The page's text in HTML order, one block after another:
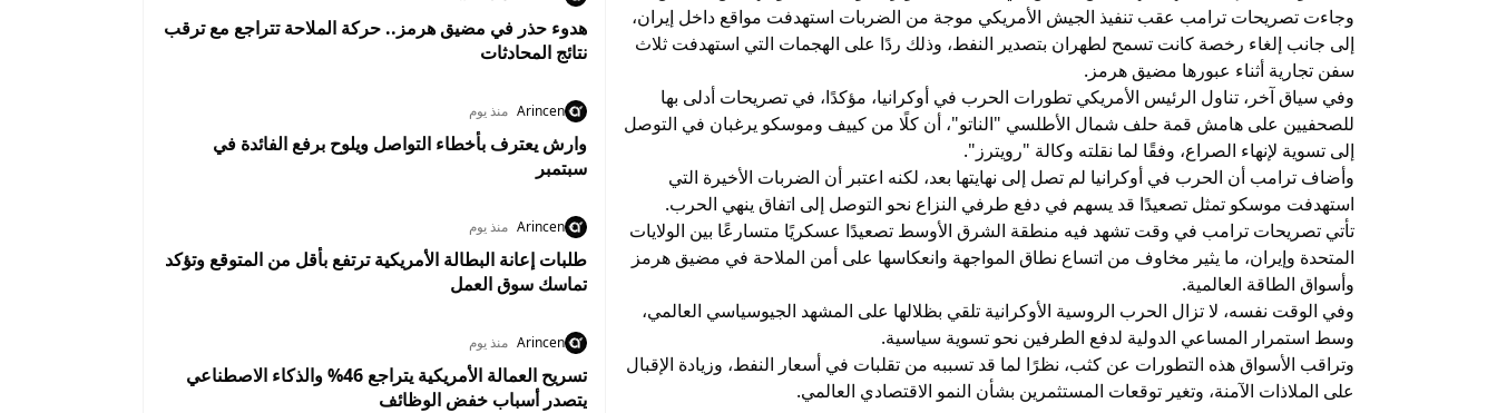
وجاءت تصريحات ترامب عقب تنفيذ الجيش الأمريكي موجة من الضربات استهدفت مواقع داخل إيران،
إلى جانب إلغاء رخصة كانت تسمح لطهران بتصدير النفط، وذلك ردًا على الهجمات التي استهدفت ثلاث
سفن تجارية أثناء عبورها مضيق هرمز.
وفي سياق آخر، تناول الرئيس الأمريكي تطورات الحرب في أوكرانيا، مؤكدًا، في تصريحات أدلى بها
للصحفيين على هامش قمة حلف شمال الأطلسي "الناتو"، أن كلًا من كييف وموسكو يرغبان في التوصل
إلى تسوية لإنهاء الصراع، وفقًا لما نقلته وكالة "رويترز".
وأضاف ترامب أن الحرب في أوكرانيا لم تصل إلى نهايتها بعد، لكنه اعتبر أن الضربات الأخيرة التي
استهدفت موسكو تمثل تصعيدًا قد يسهم في دفع طرفي النزاع نحو التوصل إلى اتفاق ينهي الحرب.
تأتي تصريحات ترامب في وقت تشهد فيه منطقة الشرق الأوسط تصعيدًا عسكريًا متسارعًا بين الولايات
المتحدة وإيران، ما يثير مخاوف من اتساع نطاق المواجهة وانعكاسها على أمن الملاحة في مضيق هرمز
وأسواق الطاقة العالمية.
وفي الوقت نفسه، لا تزال الحرب الروسية الأوكرانية تلقي بظلالها على المشهد الجيوسياسي العالمي،
وسط استمرار المساعي الدولية لدفع الطرفين نحو تسوية سياسية.
وتراقب الأسواق هذه التطورات عن كثب، نظرًا لما قد تسببه من تقلبات في أسعار النفط، وزيادة الإقبال
على الملاذات الآمنة، وتغير توقعات المستثمرين بشأن النمو الاقتصادي العالمي.
هدوء حذر في مضيق هرمز.. حركة الملاحة تتراجع مع ترقب
نتائج المحادثات
Arincen منذ يوم
وارش يعترف بأخطاء التواصل ويلوح برفع الفائدة في
سبتمبر
Arincen منذ يوم
طلبات إعانة البطالة الأمريكية ترتفع بأقل من المتوقع وتؤكد
تماسك سوق العمل
Arincen منذ يوم
تسريح العمالة الأمريكية يتراجع 46% والذكاء الاصطناعي
يتصدر أسباب خفض الوظائف